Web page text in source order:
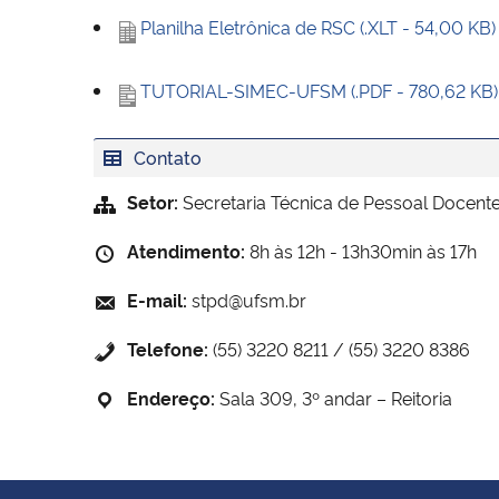
Planilha Eletrônica de RSC (.XLT - 54,00 KB)
TUTORIAL-SIMEC-UFSM (.PDF - 780,62 KB)
Contato
Setor: Secretaria Técnica de Pessoal
Atendimento: 8h às 12h - 13h30min às 17h
E-mail: stpd@ufsm.br
Telefone: (55) 3220 8211 / (55) 3220 8386
Endereço: Sala 309, 3º andar – Reitoria